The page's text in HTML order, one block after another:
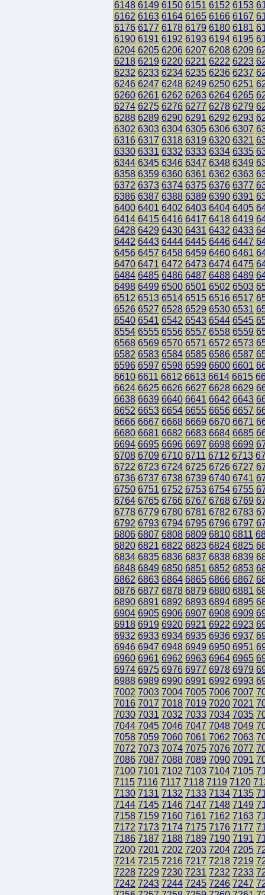
6148 6149 6150 6151 6152 6153
6162 6163 6164 6165 6166 6167
6176 6177 6178 6179 6180 6181
6190 6191 6192 6193 6194 6195
6204 6205 6206 6207 6208 6209
6218 6219 6220 6221 6222 6223
6232 6233 6234 6235 6236 6237
6246 6247 6248 6249 6250 6251
6260 6261 6262 6263 6264 6265
6274 6275 6276 6277 6278 6279
6288 6289 6290 6291 6292 6293
6302 6303 6304 6305 6306 6307
6316 6317 6318 6319 6320 6321
6330 6331 6332 6333 6334 6335
6344 6345 6346 6347 6348 6349
6358 6359 6360 6361 6362 6363
6372 6373 6374 6375 6376 6377
6386 6387 6388 6389 6390 6391
6400 6401 6402 6403 6404 6405
6414 6415 6416 6417 6418 6419
6428 6429 6430 6431 6432 6433
6442 6443 6444 6445 6446 6447
6456 6457 6458 6459 6460 6461
6470 6471 6472 6473 6474 6475
6484 6485 6486 6487 6488 6489
6498 6499 6500 6501 6502 6503
6512 6513 6514 6515 6516 6517
6526 6527 6528 6529 6530 6531
6540 6541 6542 6543 6544 6545
6554 6555 6556 6557 6558 6559
6568 6569 6570 6571 6572 6573
6582 6583 6584 6585 6586 6587
6596 6597 6598 6599 6600 6601
6610 6611 6612 6613 6614 6615
6624 6625 6626 6627 6628 6629
6638 6639 6640 6641 6642 6643
6652 6653 6654 6655 6656 6657
6666 6667 6668 6669 6670 6671
6680 6681 6682 6683 6684 6685
6694 6695 6696 6697 6698 6699
6708 6709 6710 6711 6712 6713
6722 6723 6724 6725 6726 6727
6736 6737 6738 6739 6740 6741
6750 6751 6752 6753 6754 6755
6764 6765 6766 6767 6768 6769
6778 6779 6780 6781 6782 6783
6792 6793 6794 6795 6796 6797
6806 6807 6808 6809 6810 6811
6820 6821 6822 6823 6824 6825
6834 6835 6836 6837 6838 6839
6848 6849 6850 6851 6852 6853
6862 6863 6864 6865 6866 6867
6876 6877 6878 6879 6880 6881
6890 6891 6892 6893 6894 6895
6904 6905 6906 6907 6908 6909
6918 6919 6920 6921 6922 6923
6932 6933 6934 6935 6936 6937
6946 6947 6948 6949 6950 6951
6960 6961 6962 6963 6964 6965
6974 6975 6976 6977 6978 6979
6988 6989 6990 6991 6992 6993
7002 7003 7004 7005 7006 7007
7016 7017 7018 7019 7020 7021
7030 7031 7032 7033 7034 7035
7044 7045 7046 7047 7048 7049
7058 7059 7060 7061 7062 7063
7072 7073 7074 7075 7076 7077
7086 7087 7088 7089 7090 7091
7100 7101 7102 7103 7104 7105
7115 7116 7117 7118 7119 7120
7130 7131 7132 7133 7134 7135
7144 7145 7146 7147 7148 7149
7158 7159 7160 7161 7162 7163
7172 7173 7174 7175 7176 7177
7186 7187 7188 7189 7190 7191
7200 7201 7202 7203 7204 7205
7214 7215 7216 7217 7218 7219
7228 7229 7230 7231 7232 7233
7242 7243 7244 7245 7246 7247